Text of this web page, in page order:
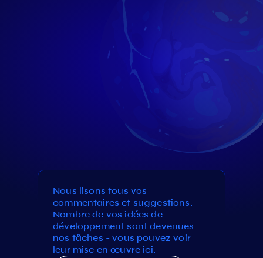
Nous lisons tous vos
commentaires et suggestions.
Nombre de vos idées de
développement sont devenues
nos tâches - vous pouvez voir
leur mise en œuvre ici.